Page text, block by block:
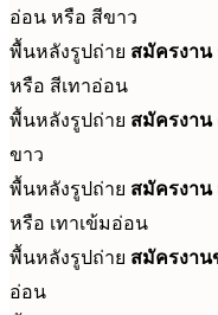
อ่อน หรือ สีขาว
พื้นหลังรูปถ่าย สมัครงาน
หรือ สีเทาอ่อน
พื้นหลังรูปถ่าย สมัครงาน
ขาว
พื้นหลังรูปถ่าย สมัครงาน
หรือ เทาเข้มอ่อน
พื้นหลังรูปถ่าย สมัครงาน
อ่อน